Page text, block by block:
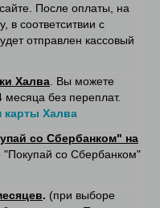
После оплаты, на
в соответситвии с
отправлен кассовый
Халва . Вы можете
месяца без переплат.
карты Халва
со Сбербанком" на
"Покупай со Сбербанком"
. (при выборе